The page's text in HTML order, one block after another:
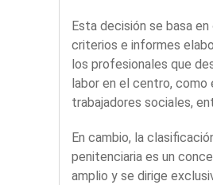
Esta decisión se basa
criterios e informes
los profesionales que
labor en el centro, como
trabajadores sociales,
En cambio, la
penitenciaria es un
amplio y se dirige